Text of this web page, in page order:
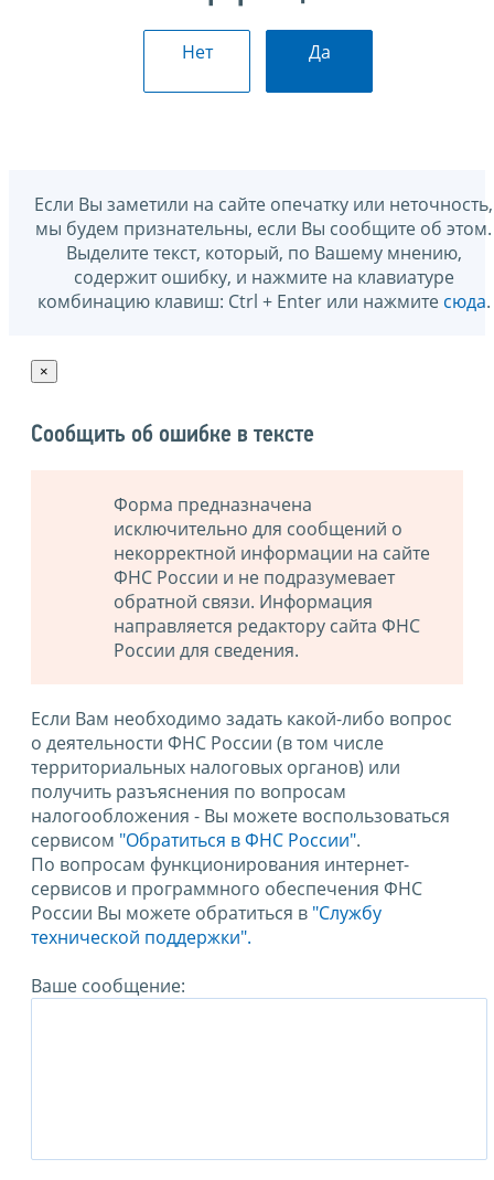
Нет Да
Если Вы заметили на сайте опечатку или неточность,
мы будем признательны, если Вы сообщите об этом.
Выделите текст, который, по Вашему мнению,
содержит ошибку, и нажмите на клавиатуре
комбинацию клавиш: Ctrl + Enter или нажмите сюда.
×
Сообщить об ошибке в тексте
Форма предназначена
исключительно для сообщений о
некорректной информации на сайте
ФНС России и не подразумевает
обратной связи. Информация
направляется редактору сайта ФНС
России для сведения.
Если Вам необходимо задать какой-либо вопрос
о деятельности ФНС России (в том числе
территориальных налоговых органов) или
получить разъяснения по вопросам
налогообложения - Вы можете воспользоваться
сервисом "Обратиться в ФНС России".
По вопросам функционирования интернет-
сервисов и программного обеспечения ФНС
России Вы можете обратиться в "Службу
технической поддержки".
Ваше сообщение: